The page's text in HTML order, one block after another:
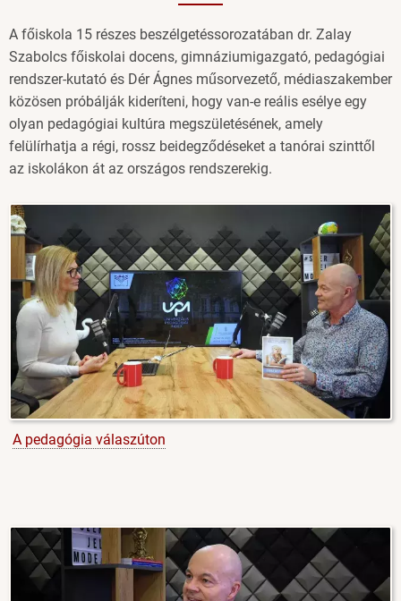
A főiskola 15 részes beszélgetéssorozatában dr. Zalay
Szabolcs főiskolai docens, gimnáziumigazgató, pedagógiai
rendszer-kutató és Dér Ágnes műsorvezető, médiaszakember
közösen próbálják kideríteni, hogy van-e reális esélye egy
olyan pedagógiai kultúra megszületésének, amely
felülírhatja a régi, rossz beidegződéseket a tanórai szinttől
az iskolákon át az országos rendszerekig.
A pedagógia válaszúton